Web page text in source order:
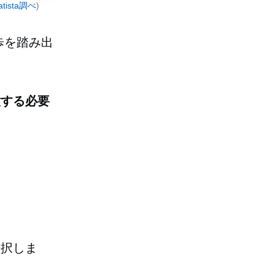
調べ)
を踏み出
る必要
しま